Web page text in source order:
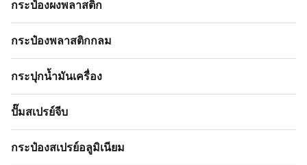
กระป๋องผงพลาสติก
กระป๋องพลาสติกกลม
กระปุกน้ำมันเครื่อง
ปั๊มสเปรย์จีบ
กระป๋องสเปรย์อลูมิเนียม